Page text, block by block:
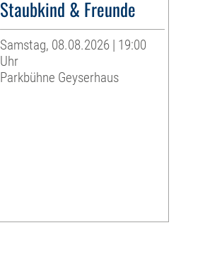
Staubkind & Freunde
Samstag, 08.08.2026 | 19:00
Uhr
Parkbühne Geyserhaus